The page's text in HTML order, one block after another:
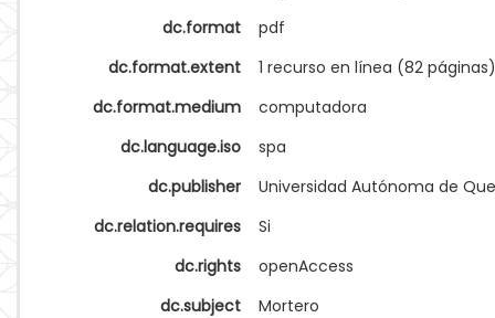
dc.format
pdf
dc.format.extent
1 recurso en línea (82 páginas)
dc.format.medium
computadora
dc.language.iso
spa
dc.publisher
Universidad Autónoma de
dc.relation.requires
Si
dc.rights
openAccess
dc.subject
Mortero